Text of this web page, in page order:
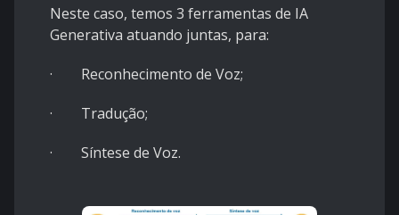
Neste caso, temos 3 ferramentas de IA
Generativa atuando juntas, para:
· Reconhecimento de Voz;
· Tradução;
· Síntese de Voz.